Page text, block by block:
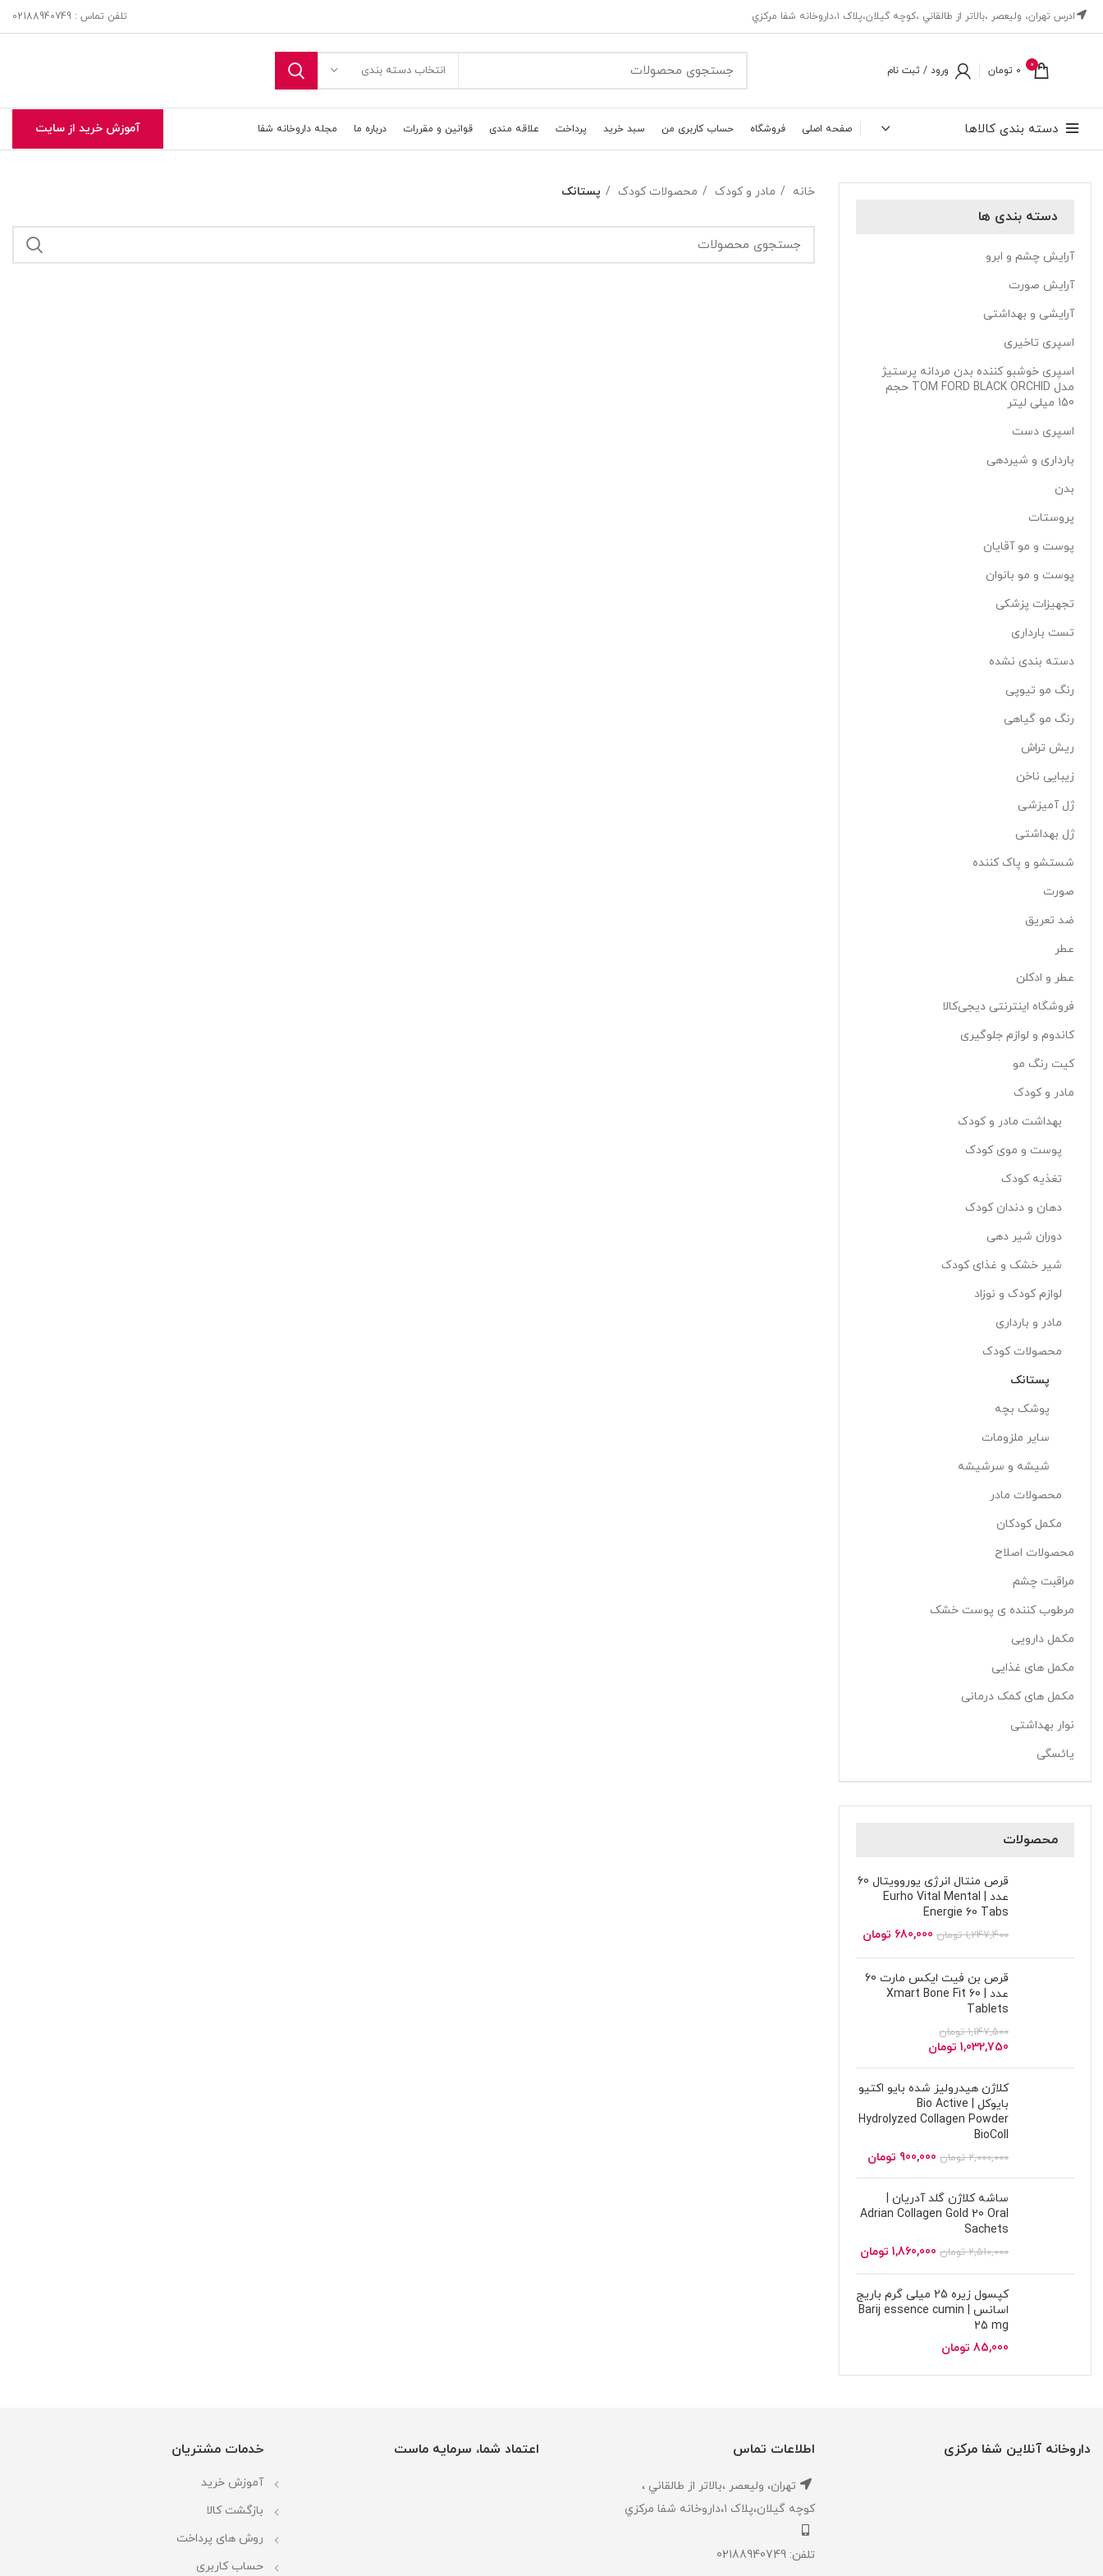
ادرس تهران، ‎وليعصر ،بالاتر از طالقاني ،كوچه گيلان،پلاک ۱،داروخانه شفا مركزي تلفن تماس : 02188940749
0
0 تومان ورود / ثبت نام انتخاب دسته بندی
دسته بندی کالاها صفحه اصلی فروشگاه حساب کاربری من سبد خرید پرداخت علاقه مندی قوانین و مقررات درباره ما مجله داروخانه شفا آموزش خرید از سایت
دسته بندی ها
آرایش چشم و ابرو
آرایش صورت
آرایشی و بهداشتی
اسپری تاخیری
اسپری خوشبو کننده بدن مردانه پرستیژ
مدل TOM FORD BLACK ORCHID حجم
150 میلی لیتر
اسپری دست
بارداری و شیردهی
بدن
پروستات
پوست و مو آقایان
پوست و مو بانوان
تجهیزات پزشکی
تست بارداری
دسته بندی نشده
رنگ مو تیوپی
رنگ مو گیاهی
ریش تراش
زیبایی ناخن
ژل آمیزشی
ژل بهداشتی
شستشو و پاک کننده
صورت
ضد تعریق
عطر
عطر و ادکلن
فروشگاه اینترنتی دیجی‌کالا
کاندوم و لوازم جلوگیری
کیت رنگ مو
مادر و کودک
بهداشت مادر و کودک
پوست و موی کودک
تغذیه کودک
دهان و دندان کودک
دوران شیر دهی
شیر خشک و غذای کودک
لوازم کودک و نوزاد
مادر و بارداری
محصولات کودک
پستانک
پوشک بچه
سایر ملزومات
شیشه و سرشیشه
محصولات مادر
مکمل کودکان
محصولات اصلاح
مراقبت چشم
مرطوب کننده ی پوست خشک
مکمل دارویی
مکمل های غذایی
مکمل های کمک درمانی
نوار بهداشتی
یائسگی
محصولات
قرص منتال انرژی یوروویتال 60
عدد | Eurho Vital Mental
Energie 60 Tabs
1,247,400 تومان 680,000 تومان
قرص بن فیت ایکس مارت 60
عدد | Xmart Bone Fit 60
Tablets
1,147,500 تومان
1,032,750 تومان
کلاژن هیدرولیز شده بایو اکتیو
بایوکل | Bio Active
Hydrolyzed Collagen Powder
BioColl
2,000,000 تومان 900,000 تومان
ساشه کلاژن گلد آدریان |
Adrian Collagen Gold 20 Oral
Sachets
2,510,000 تومان 1,860,000 تومان
کپسول زیره 25 میلی گرم باریج
اسانس | Barij essence cumin
25 mg
85,000 تومان
خانه مادر و کودک محصولات کودک پستانک
داروخانه آنلاین شفا مرکزی اطلاعات تماس
تهران، ‎وليعصر ،بالاتر از طالقاني ،
كوچه گيلان،پلاک ۱،داروخانه شفا مركزي
تلفن: 02188940749
اعتماد شما، سرمایه ماست خدمات مشتریان
آموزش خرید
بازگشت کالا
روش های پرداخت
حساب کاربری